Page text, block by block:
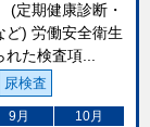
定期健康診断・
ど) 労働安全衛生
れた検査項...
尿検査
9月 10月